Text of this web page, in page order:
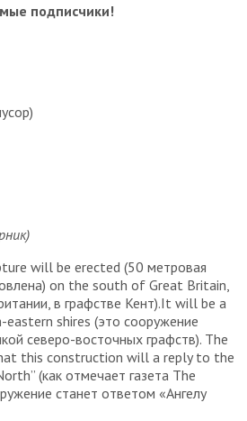
подписчики!
will be erected (50 метровая
on the south of Great Britain,
в графстве Кент).It will be a
shires (это сооружение
северо-восточных графств). The
this construction will a reply to the
(как отмечает газета The
станет ответом «Ангелу